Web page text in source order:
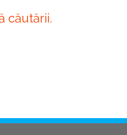
căutării.